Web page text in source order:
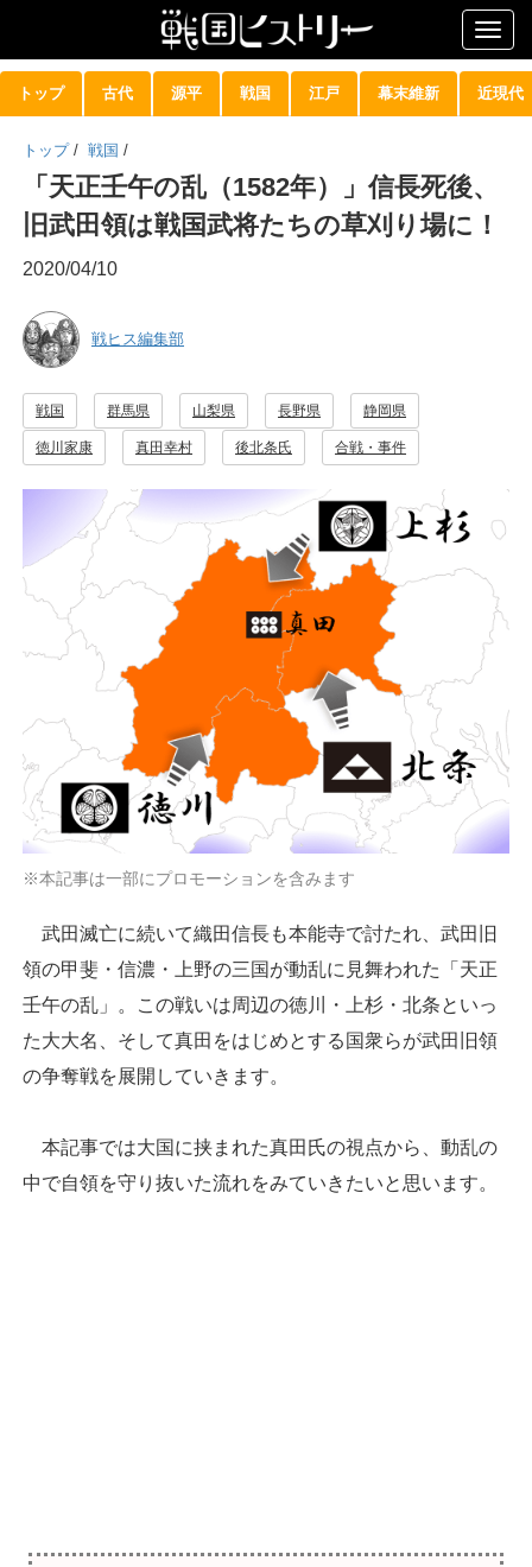
トップ 古代 源平 戦国 江戸 幕末維新 近現代
トップ / 戦国 /
「天正壬午の乱（1582年）」信長死後、
旧武田領は戦国武将たちの草刈り場に！
2020/04/10
戦ヒス編集部
戦国 群馬県 山梨県 長野県 静岡県
徳川家康 真田幸村 後北条氏 合戦・事件
※本記事は一部にプロモーションを含みます
武田滅亡に続いて織田信長も本能寺で討たれ、武田旧
領の甲斐・信濃・上野の三国が動乱に見舞われた「天正
壬午の乱」。この戦いは周辺の徳川・上杉・北条といっ
た大大名、そして真田をはじめとする国衆らが武田旧領
の争奪戦を展開していきます。
本記事では大国に挟まれた真田氏の視点から、動乱の
中で自領を守り抜いた流れをみていきたいと思います。